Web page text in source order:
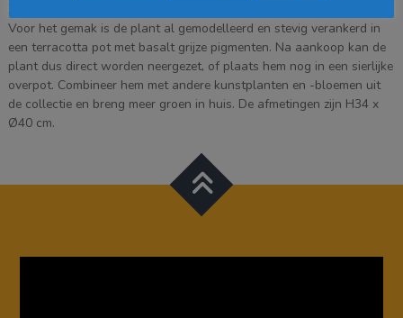
Voor het gemak is de plant al gemodelleerd en stevig verankerd in
een terracotta pot met basalt grijze pigmenten. Na aankoop kan de
plant dus direct worden neergezet, of plaats hem nog in een sierlijke
overpot. Combineer hem met andere kunstplanten en -bloemen uit
de collectie en breng meer groen in huis. De afmetingen zijn H34 x
Ø40 cm.